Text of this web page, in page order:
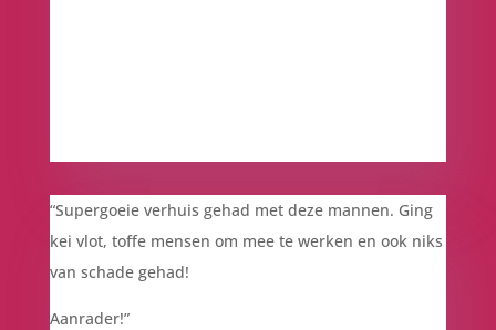
“Supergoeie verhuis gehad met deze mannen. Ging
kei vlot, toffe mensen om mee te werken en ook niks
van schade gehad!
Aanrader!”